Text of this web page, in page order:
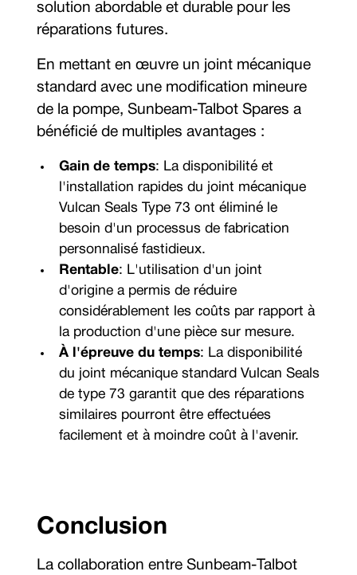
solution abordable et durable pour les
réparations futures.
En mettant en œuvre un joint mécanique
standard avec une modification mineure
de la pompe, Sunbeam-Talbot Spares a
bénéficié de multiples avantages :
Gain de temps: La disponibilité et
l'installation rapides du joint mécanique
Vulcan Seals Type 73 ont éliminé le
besoin d'un processus de fabrication
personnalisé fastidieux.
Rentable: L'utilisation d'un joint
d'origine a permis de réduire
considérablement les coûts par rapport à
la production d'une pièce sur mesure.
À l'épreuve du temps: La disponibilité
du joint mécanique standard Vulcan Seals
de type 73 garantit que des réparations
similaires pourront être effectuées
facilement et à moindre coût à l'avenir.
Conclusion
La collaboration entre Sunbeam-Talbot